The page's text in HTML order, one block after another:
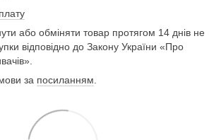
або обміняти товар протягом 14 днів не
відповідно до Закону України «Про
за посиланням